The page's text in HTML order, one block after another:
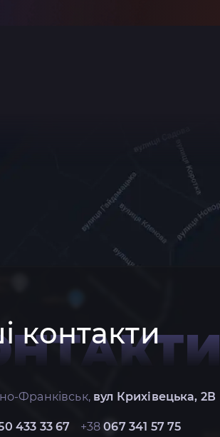
контакти
Франківськ, вул Крихівецька, 2В
433 33 67 +38067 341 57 75